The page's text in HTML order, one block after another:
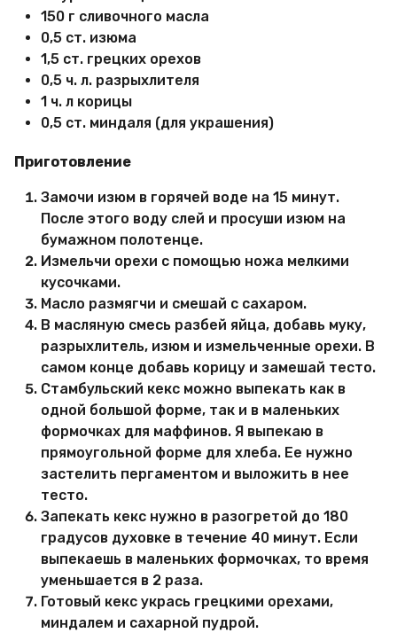
150 г сливочного масла
0,5 ст. изюма
1,5 ст. грецких орехов
0,5 ч. л. разрыхлителя
1 ч. л корицы
0,5 ст. миндаля (для украшения)
Приготовление
Замочи изюм в горячей воде на 15 минут.
После этого воду слей и просуши изюм на
бумажном полотенце.
Измельчи орехи с помощью ножа мелкими
кусочками.
Масло размягчи и смешай с сахаром.
В масляную смесь разбей яйца, добавь муку,
разрыхлитель, изюм и измельченные орехи. В
самом конце добавь корицу и замешай тесто.
Стамбульский кекс можно выпекать как в
одной большой форме, так и в маленьких
формочках для маффинов. Я выпекаю в
прямоугольной форме для хлеба. Ее нужно
застелить пергаментом и выложить в нее
тесто.
Запекать кекс нужно в разогретой до 180
градусов духовке в течение 40 минут. Если
выпекаешь в маленьких формочках, то время
уменьшается в 2 раза.
Готовый кекс укрась грецкими орехами,
миндалем и сахарной пудрой.